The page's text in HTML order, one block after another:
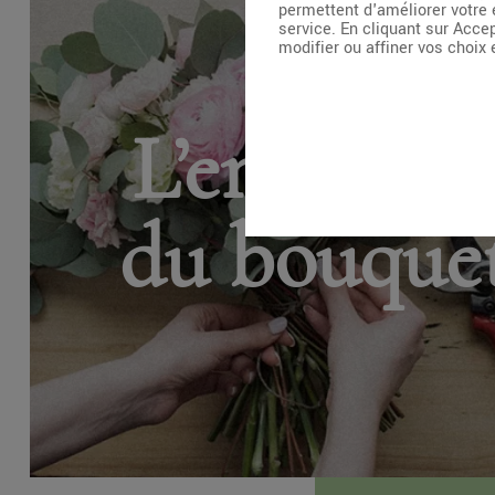
L’entretien
du
permettent d'améliorer votre
service. En cliquant sur
modifier ou affiner vos choix